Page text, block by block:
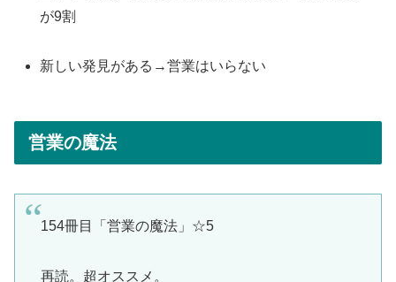
が9割
新しい発見がある→営業はいらない
営業の魔法
154冊目「営業の魔法」☆5
再読。超オススメ。